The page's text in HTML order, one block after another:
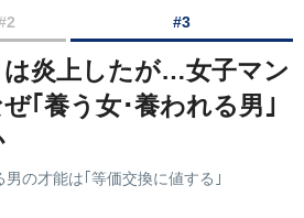
#3
は炎上したが…女子マン
｢養う女･養われる男｣
の才能は｢等価交換に値する｣